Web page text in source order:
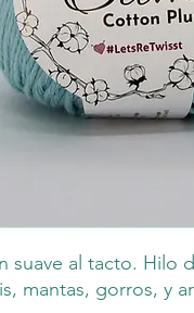
suave al tacto. Hilo
mantas, gorros, y